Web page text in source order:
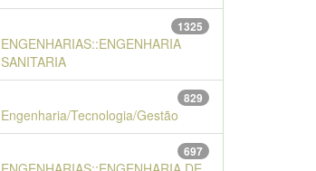
1325
ENGENHARIAS::ENGENHARIA
SANITARIA
829
Engenharia/Tecnologia/Gestão
697